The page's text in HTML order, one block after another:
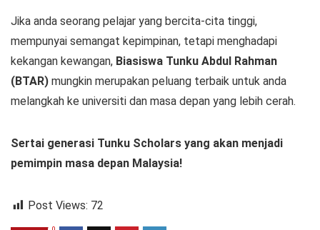
Jika anda seorang pelajar yang bercita-cita tinggi,
mempunyai semangat kepimpinan, tetapi menghadapi
kekangan kewangan, Biasiswa Tunku Abdul Rahman
(BTAR) mungkin merupakan peluang terbaik untuk anda
melangkah ke universiti dan masa depan yang lebih cerah.
Sertai generasi Tunku Scholars yang akan menjadi
pemimpin masa depan Malaysia!
Post Views: 72